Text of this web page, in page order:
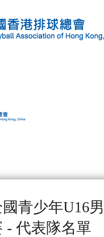
國青少年U16
- 代表隊名單